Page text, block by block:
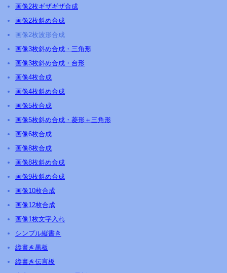
画像2枚ギザギザ合成
画像2枚斜め合成
画像2枚波形合成
画像3枚斜め合成・三角形
画像3枚斜め合成・台形
画像4枚合成
画像4枚斜め合成
画像5枚合成
画像5枚斜め合成・菱形＋三角形
画像6枚合成
画像8枚合成
画像8枚斜め合成
画像9枚斜め合成
画像10枚合成
画像12枚合成
画像1枚文字入れ
シンプル縦書き
縦書き黒板
縦書き伝言板